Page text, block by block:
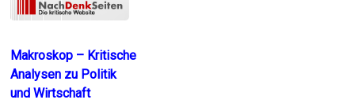
Makroskop – Kritische
Analysen zu Politik
und Wirtschaft